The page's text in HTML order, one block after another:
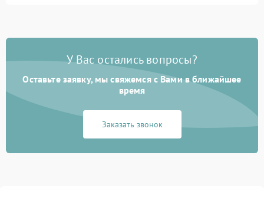
Неисправность системы
перенапряжения
1000 ₽ Подробнее →
Неисправность системы
защиты от замыкания
1000 ₽
защиты от перегрева
У Вас остались вопросы?
Оставьте заявку, мы свяжемся с Вами в ближайшее
время
Заказать звонок